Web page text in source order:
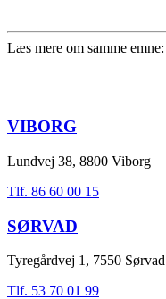
Læs mere om samme emne:
VIBORG
Lundvej 38, 8800 Viborg
Tlf. 86 60 00 15
SØRVAD
Tyregårdvej 1, 7550 Sørvad
Tlf. 53 70 01 99